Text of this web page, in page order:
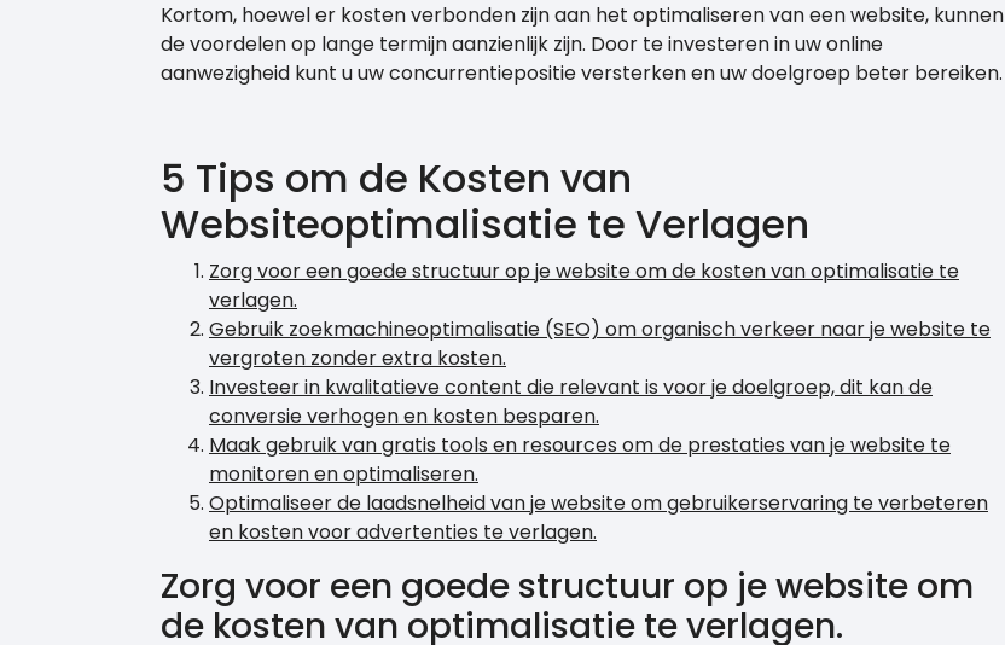
Kortom, hoewel er kosten verbonden zijn aan het optimaliseren van een website, kunnen
de voordelen op lange termijn aanzienlijk zijn. Door te investeren in uw online
aanwezigheid kunt u uw concurrentiepositie versterken en uw doelgroep beter bereiken.
5 Tips om de Kosten van
Websiteoptimalisatie te Verlagen
Zorg voor een goede structuur op je website om de kosten van optimalisatie te
verlagen.
Gebruik zoekmachineoptimalisatie (SEO) om organisch verkeer naar je website te
vergroten zonder extra kosten.
Investeer in kwalitatieve content die relevant is voor je doelgroep, dit kan de
conversie verhogen en kosten besparen.
Maak gebruik van gratis tools en resources om de prestaties van je website te
monitoren en optimaliseren.
Optimaliseer de laadsnelheid van je website om gebruikerservaring te verbeteren
en kosten voor advertenties te verlagen.
Zorg voor een goede structuur op je website om
de kosten van optimalisatie te verlagen.